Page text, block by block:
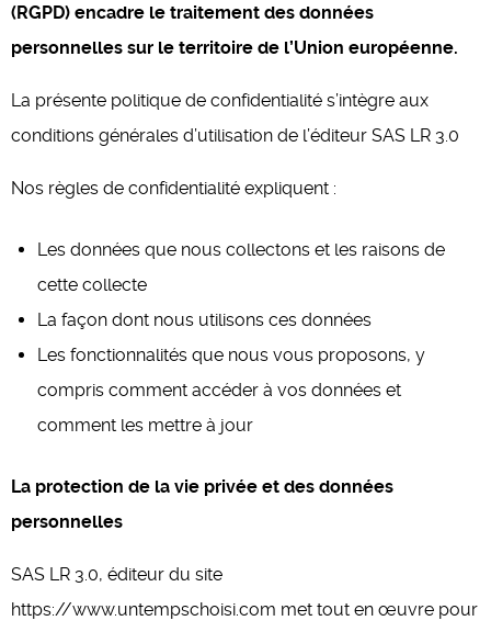
(RGPD) encadre le traitement des données
personnelles sur le territoire de l’Union européenne.
La présente politique de confidentialité s’intègre aux
conditions générales d’utilisation de l’éditeur SAS LR 3.0
Nos règles de confidentialité expliquent :
Les données que nous collectons et les raisons de
cette collecte
La façon dont nous utilisons ces données
Les fonctionnalités que nous vous proposons, y
compris comment accéder à vos données et
comment les mettre à jour
La protection de la vie privée et des données
personnelles
SAS LR 3.0, éditeur du site
https://www.untempschoisi.com met tout en œuvre pour